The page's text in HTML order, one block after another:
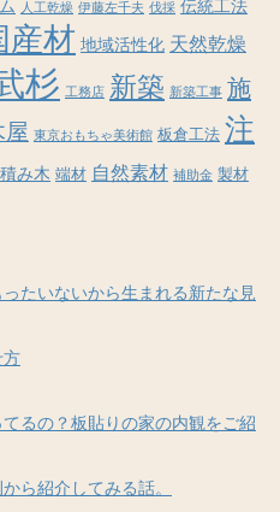
人工乾燥 伊藤左千夫 伐採 伝統工法
産材 地域活性化 天然乾燥
杉 工務店 新築 新築工事 施
屋 東京おもちゃ美術館 板倉工法 注
積み木 端材 自然素材 補助金 製材
たいないから生まれる新たな見
方
るの？板貼りの家の内観をご紹
ら紹介してみる話。